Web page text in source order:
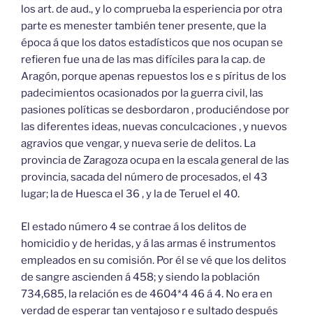
los art. de aud., y lo comprueba la esperiencia por otra
parte es menester también tener presente, que la
época á que los datos estadísticos que nos ocupan se
refieren fue una de las mas difíciles para la cap. de
Aragón, porque apenas repuestos los e s píritus de los
padecimientos ocasionados por la guerra civil, las
pasiones políticas se desbordaron , produciéndose por
las diferentes ideas, nuevas conculcaciones , y nuevos
agravios que vengar, y nueva serie de delitos. La
provincia de Zaragoza ocupa en la escala general de las
provincia, sacada del número de procesados, el 43
lugar; la de Huesca el 36 , y la de Teruel el 40.
El estado número 4 se contrae á los delitos de
homicidio y de heridas, y á las armas é instrumentos
empleados en su comisión. Por él se vé que los delitos
de sangre ascienden á 458; y siendo la población
734,685, la relación es de 4604*4 46 á 4. No era en
verdad de esperar tan ventajoso r e sultado después